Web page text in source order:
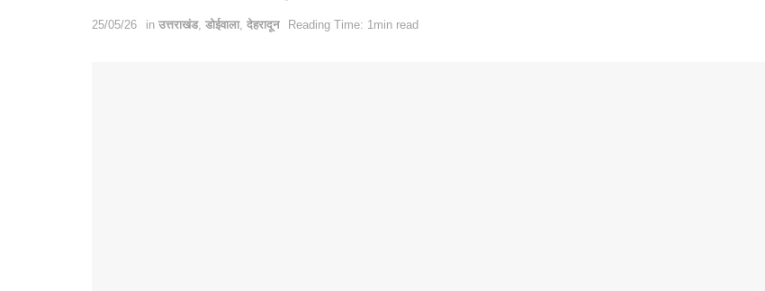
25/05/26 in उत्तराखंड, डोईवाला, देहरादून Reading Time: 1min read